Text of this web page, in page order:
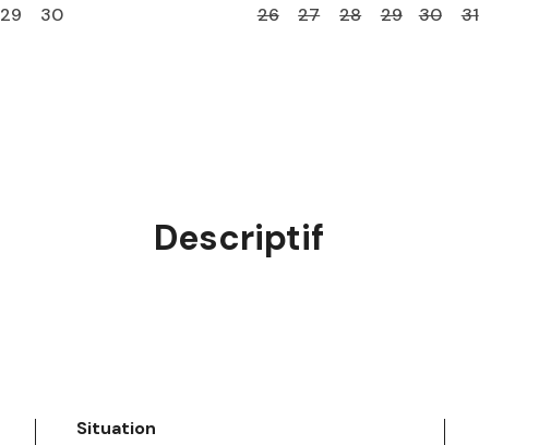
29 30
26
27 28 29 30 31
Descriptif
Situation